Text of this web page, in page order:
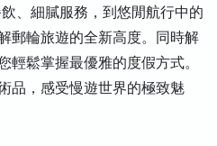
、細膩服務，到悠閒航行中的
郵輪旅遊的全新高度。同時解
鬆掌握最優雅的度假方式。
品，感受慢遊世界的極致魅